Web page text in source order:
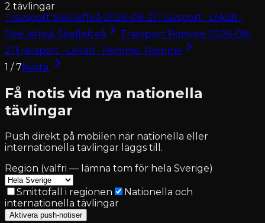
2 tävlingar
Travsport Skellefteå 2026-08-21 Travsport · Lokalt ·
Skellefteå, Skellefteå
Travsport Romme 2026-08-
21 Travsport · Lokalt · Romme, Romme
1 / 7 Nästa
Få notis vid nya nationella
tävlingar
Push direkt på mobilen när nationella eller
internationella tävlingar läggs till.
Region (valfri — lämna tom för hela Sverige)
Smittofall i regionen
Nationella och
internationella tävlingar
Aktivera push-notiser